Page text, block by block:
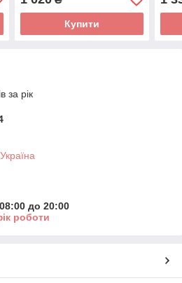
Купити
за рік
до 20:00
роботи